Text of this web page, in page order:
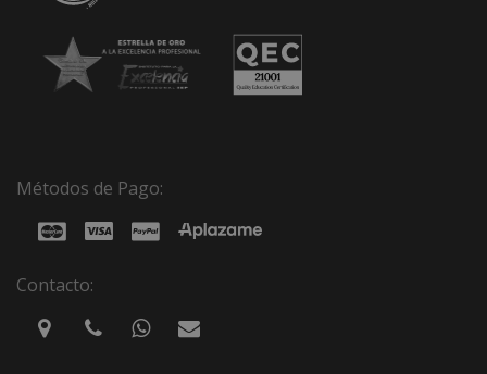
Métodos de Pago:
Contacto: